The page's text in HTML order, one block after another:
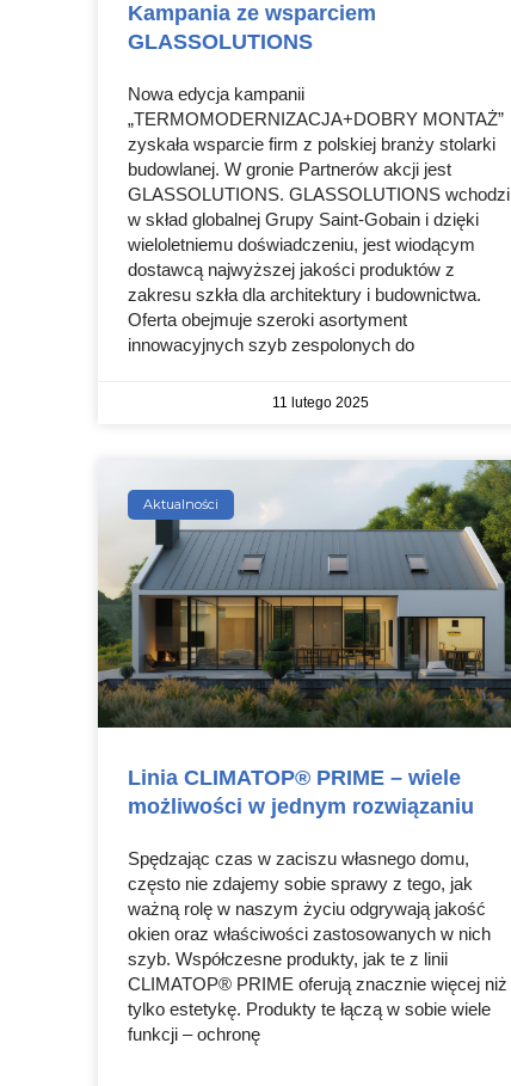
Kampania ze wsparciem
GLASSOLUTIONS
Nowa edycja kampanii
„TERMOMODERNIZACJA+DOBRY MONTAŻ”
zyskała wsparcie firm z polskiej branży stolarki
budowlanej. W gronie Partnerów akcji jest
GLASSOLUTIONS. GLASSOLUTIONS wchodzi
w skład globalnej Grupy Saint-Gobain i dzięki
wieloletniemu doświadczeniu, jest wiodącym
dostawcą najwyższej jakości produktów z
zakresu szkła dla architektury i budownictwa.
Oferta obejmuje szeroki asortyment
innowacyjnych szyb zespolonych do
11 lutego 2025
Aktualności
Linia CLIMATOP® PRIME – wiele
możliwości w jednym rozwiązaniu
Spędzając czas w zaciszu własnego domu,
często nie zdajemy sobie sprawy z tego, jak
ważną rolę w naszym życiu odgrywają jakość
okien oraz właściwości zastosowanych w nich
szyb. Współczesne produkty, jak te z linii
CLIMATOP® PRIME oferują znacznie więcej niż
tylko estetykę. Produkty te łączą w sobie wiele
funkcji – ochronę